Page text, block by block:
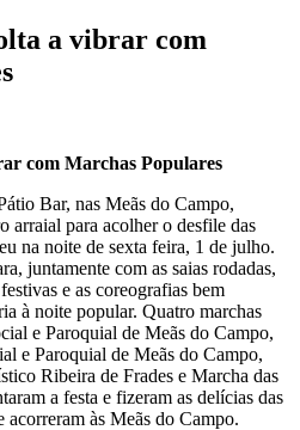
a vibrar com
com Marchas Populares
Bar, nas Meãs do Campo,
arraial para acolher o desfile das
na noite de sexta feira, 1 de julho.
juntamente com as saias rodadas,
e as coreografias bem
à noite popular. Quatro marchas
e Paroquial de Meãs do Campo,
e Paroquial de Meãs do Campo,
Ribeira de Frades e Marcha das
a festa e fizeram as delícias das
acorreram às Meãs do Campo.